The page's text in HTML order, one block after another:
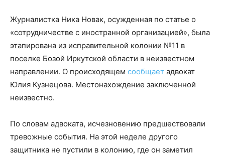
Журналистка Ника Новак, осужденная по статье о
«сотрудничестве с иностранной организацией», была
этапирована из исправительной колонии №11 в
поселке Бозой Иркутской области в неизвестном
направлении. О происходящем сообщает адвокат
Юлия Кузнецова. Местонахождение заключенной
неизвестно.
По словам адвоката, исчезновению предшествовали
тревожные события. На этой неделе другого
защитника не пустили в колонию, где он заметил